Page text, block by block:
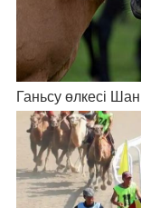
Ганьсу өлкесі